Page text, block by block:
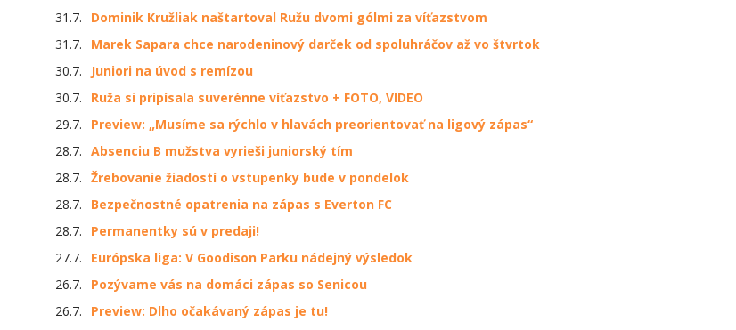
31.7.
Dominik Kružliak naštartoval Ružu dvomi gólmi za víťazstvom
31.7.
Marek Sapara chce narodeninový darček od spoluhráčov až vo štvrtok
30.7.
Juniori na úvod s remízou
30.7.
Ruža si pripísala suverénne víťazstvo + FOTO, VIDEO
29.7.
Preview: „Musíme sa rýchlo v hlavách preorientovať na ligový zápas“
28.7. Absenciu B mužstva vyrieši juniorský tím
28.7. Žrebovanie žiadostí o vstupenky bude v pondelok
28.7.
Bezpečnostné opatrenia na zápas s Everton FC
28.7.
Permanentky sú v predaji!
27.7.
Európska liga: V Goodison Parku nádejný výsledok
26.7.
Pozývame vás na domáci zápas so Senicou
26.7.
Preview: Dlho očakávaný zápas je tu!